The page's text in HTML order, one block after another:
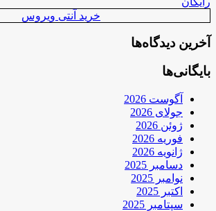
خرید آنتی ویروس
آخرین دیدگاه‌ها
بایگانی‌ها
آگوست 2026
جولای 2026
ژوئن 2026
فوریه 2026
ژانویه 2026
دسامبر 2025
نوامبر 2025
اکتبر 2025
سپتامبر 2025